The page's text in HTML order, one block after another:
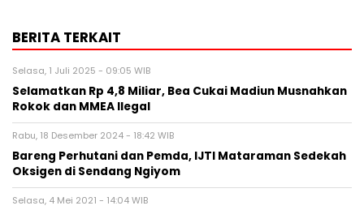
BERITA TERKAIT
Selasa, 1 Juli 2025 - 09:05 WIB
Selamatkan Rp 4,8 Miliar, Bea Cukai Madiun Musnahkan
Rokok dan MMEA Ilegal
Rabu, 18 Desember 2024 - 18:42 WIB
Bareng Perhutani dan Pemda, IJTI Mataraman Sedekah
Oksigen di Sendang Ngiyom
Selasa, 4 Mei 2021 - 14:04 WIB